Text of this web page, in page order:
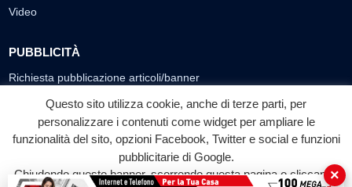
Video
PUBBLICITÀ
Richiesta pubblicazione articoli/banner
SEGUICI SUI SOCIAL
f
Facebook
◎ ▶
YouTube
Questo sito utilizza cookie, anche di terze parti, per
personalizzare i contenuti come widget per ampliare le
funzionalità del sito, opzioni Facebook, Twitter e social e funzioni
pubblicitarie di Google.
Chiudendo questo banner, scorrendo questa pagina o cliccando
×